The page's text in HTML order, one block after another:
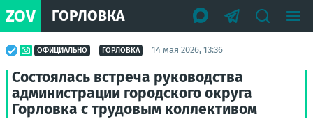
ZOV ГОРЛОВКА
ОФИЦИАЛЬНО ГОРЛОВКА 14 мая 2026, 13:36
Состоялась встреча руководства
администрации городского округа
Горловка с трудовым коллективом